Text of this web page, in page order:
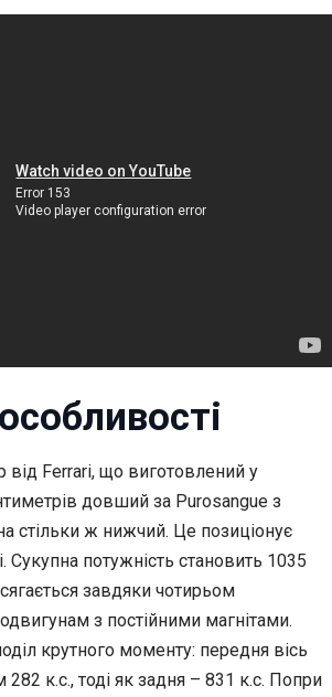
Ferrari, що виготовлений у
довший за Purosangue з
стільки ж нижчий. Це позиціонує
Сукупна потужність становить 1035
завдяки чотирьом
з постійними магнітами.
крутного моменту: передня вісь
к.с., тоді як задня – 831 к.с. Попри